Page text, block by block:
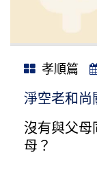
孝順篇
淨空老和尚
沒有與父母
母？